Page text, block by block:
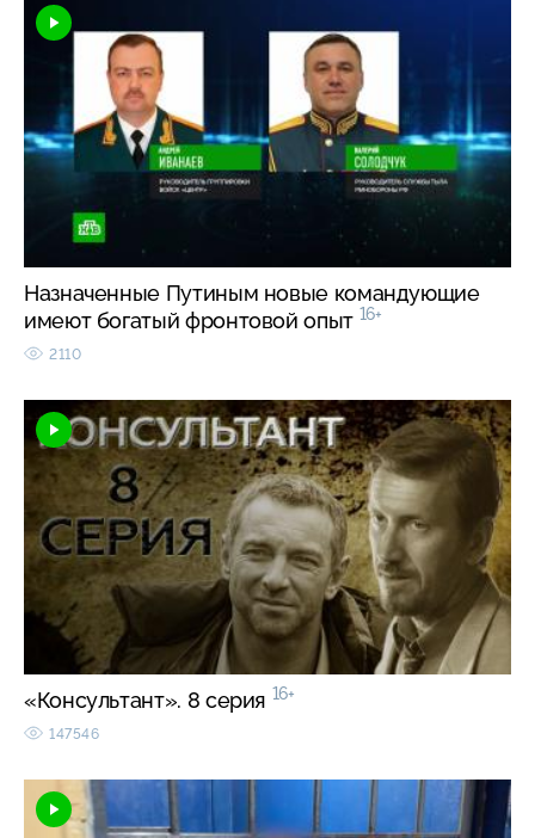
Назначенные Путиным новые командующие
имеют богатый фронтовой опыт 16+
2110
«Консультант». 8 серия 16+
147546